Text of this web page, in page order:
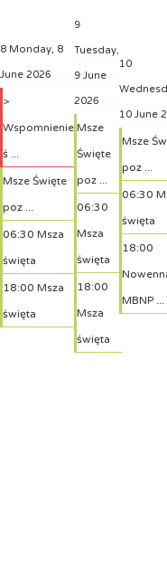
8 Monday, 8
June 2026
>
Wspomnienie
ś ...
Msze Święte
poz ...
06:30 Msza
święta
18:00 Msza
święta
9
Tuesday,
9 June
2026
Msze
Święte
poz ...
06:30
Msza
święta
18:00
Msza
święta
10
10 June
Msze
poz ...
06:30
święta
18:00
MBNP ...